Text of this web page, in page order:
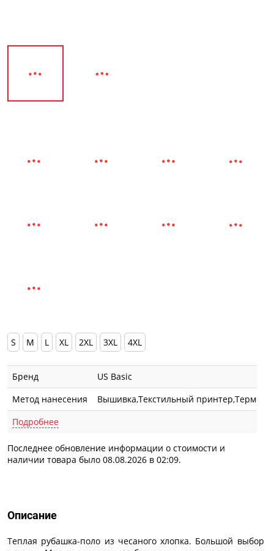
S M L XL 2XL 3XL 4XL
Бренд
US Basic
Метод нанесения
Вышивка,Текстильный
Подробнее
Последнее обновление информации о стоимости и
наличии товара было 08.08.2026 в 02:09.
Описание
Теплая рубашка-поло из чесаного хлопка. Большой выбор